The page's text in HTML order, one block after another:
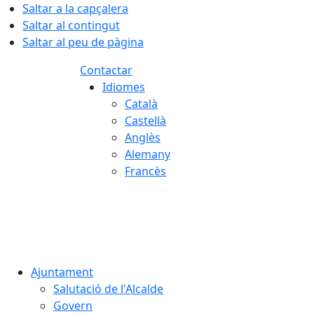
Saltar a la capçalera
Saltar al contingut
Saltar al peu de pàgina
Contactar
Idiomes
Català
Castellà
Anglès
Alemany
Francès
Ajuntament
Salutació de l'Alcalde
Govern